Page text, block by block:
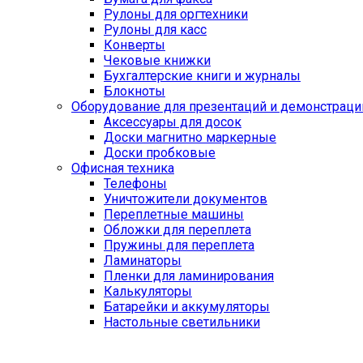
Рулоны для оргтехники
Рулоны для касс
Конверты
Чековые книжки
Бухгалтерские книги и журналы
Блокноты
Оборудование для презентаций и
Аксессуары для досок
Доски магнитно маркерные
Доски пробковые
Офисная техника
Телефоны
Уничтожители документов
Переплетные машины
Обложки для переплета
Пружины для переплета
Ламинаторы
Пленки для ламинирования
Калькуляторы
Батарейки и аккумуляторы
Настольные светильники